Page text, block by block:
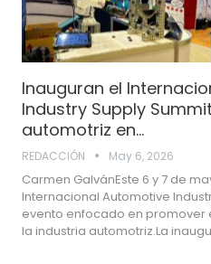
Inauguran el
Industry Supply
automotriz en…
REDACCIÓN May 6, 2026
Carmen GalvánEste 6 y 7 de
Internacional Automotive
evento enfocado en
la industria automotriz.La